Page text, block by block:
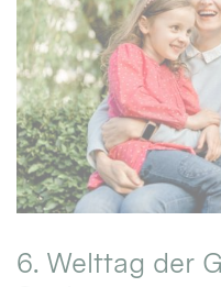
6. Welttag der